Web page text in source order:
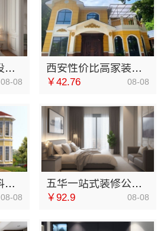
珠三角靠谱空间设计优惠活动-广东鼎饰空间装饰工程有限公司
08-08
西安性价比高家装施工改善房免费量房-居安天成（西安）建筑工程有限责任公司
￥42.76 08-08
重庆御墅建筑材料有限公司本地免拆模板多少钱一平环保材料
08-08
五华一站式装修公司对比：云南至高新型建材有限公司口碑与实力兼具
￥92.9 08-08